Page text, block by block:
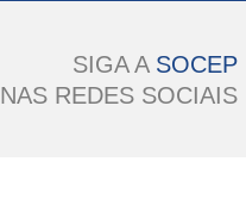
SIGA A SOCEP
NAS REDES SOCIAIS